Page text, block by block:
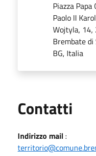
Piazza Papa
Paolo II
Wojtyla, 14,
Brembate di
BG, Italia
Contatti
Indirizzo mail :